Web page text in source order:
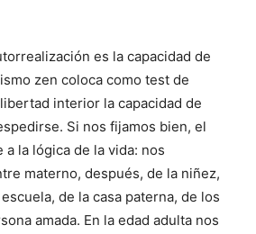
es la capacidad de
zen coloca como test de
interior la capacidad de
Si nos fijamos bien, el
la lógica de la vida: nos
materno, después, de la niñez,
de la casa paterna, de los
amada. En la edad adulta nos